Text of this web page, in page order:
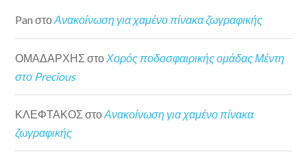
Pan στοΑνακοίνωση για χαμένο πίνακα ζωγραφικής
ΟΜΑΔΑΡΧΗΣ στο Χορός ποδοσφαιρικής ομάδας Μέντη
στο Precious
ΚΛΕΦΤΑΚΟΣ στοΑνακοίνωση για χαμένο πίνακα
ζωγραφικής